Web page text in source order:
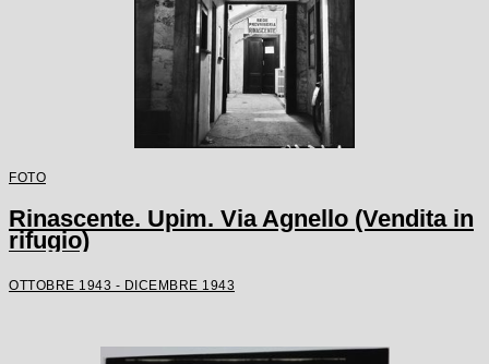
FOTO
Rinascente. Upim. Via Agnello (Vendita in
rifugio)
OTTOBRE 1943 - DICEMBRE 1943